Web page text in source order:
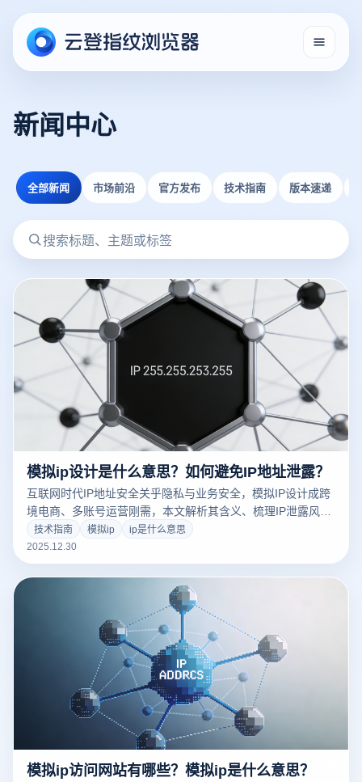
新闻中心
全部新闻 市场前沿 官方发布 技术指南 版本速递
模拟ip设计是什么意思？如何避免IP地址泄露？
互联网时代IP地址安全关乎隐私与业务安全，模拟IP设计成跨
境电商、多账号运营刚需，本文解析其含义、梳理IP泄露风
险，结合云登指纹浏览器给出防护方案。
技术指南 模拟ip
ip是什么意思
2025.12.30
模拟ip访问网站有哪些？模拟ip是什么意思？